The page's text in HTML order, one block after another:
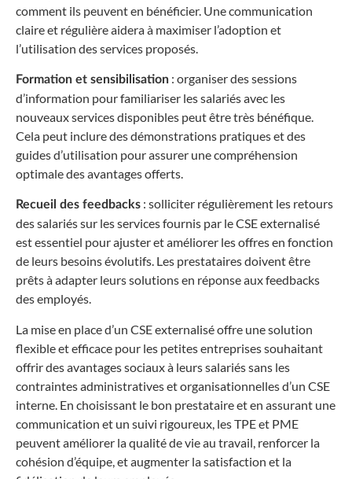
comment ils peuvent en bénéficier. Une communication
claire et régulière aidera à maximiser l’adoption et
l’utilisation des services proposés.
Formation et sensibilisation : organiser des sessions
d’information pour familiariser les salariés avec les
nouveaux services disponibles peut être très bénéfique.
Cela peut inclure des démonstrations pratiques et des
guides d’utilisation pour assurer une compréhension
optimale des avantages offerts.
Recueil des feedbacks : solliciter régulièrement les retours
des salariés sur les services fournis par le CSE externalisé
est essentiel pour ajuster et améliorer les offres en fonction
de leurs besoins évolutifs. Les prestataires doivent être
prêts à adapter leurs solutions en réponse aux feedbacks
des employés.
La mise en place d’un CSE externalisé offre une solution
flexible et efficace pour les petites entreprises souhaitant
offrir des avantages sociaux à leurs salariés sans les
contraintes administratives et organisationnelles d’un CSE
interne. En choisissant le bon prestataire et en assurant une
communication et un suivi rigoureux, les TPE et PME
peuvent améliorer la qualité de vie au travail, renforcer la
cohésion d’équipe, et augmenter la satisfaction et la